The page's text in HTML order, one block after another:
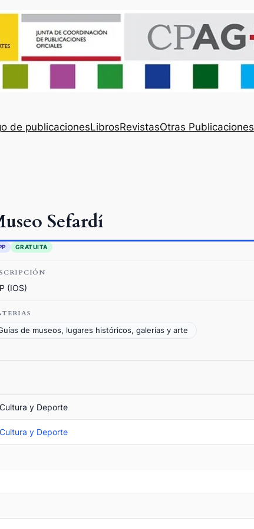
de publicacionesLibrosRevistasOtras Publicaciones
Sefardí
GRATUITA
(IOS)
de museos, lugares históricos, galerías y arte
y Deporte
y Deporte